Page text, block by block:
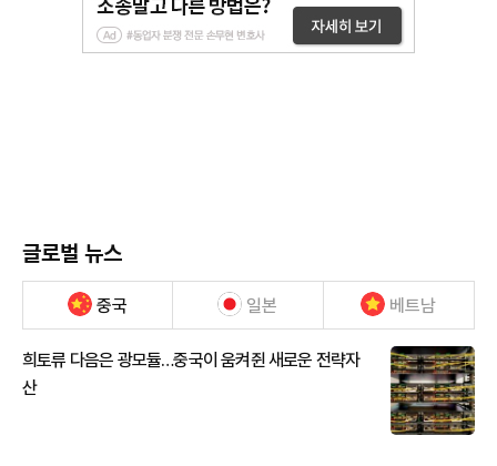
글로벌 뉴스
중국 일본 베트남
희토류 다음은 광모듈…중국이 움켜쥔 새로운 전략자
산